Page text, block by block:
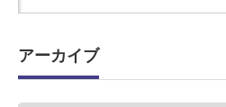
アーカイブ